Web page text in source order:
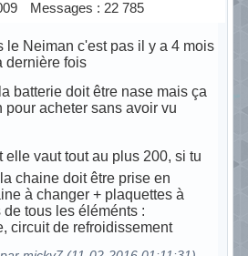
Messages : 22 785
le Neiman c'est pas il y a 4 mois
dernière fois
batterie doit être nase mais ça
pour acheter sans avoir vu
vaut tout au plus 200, si tu
chaine doit être prise en
à changer + plaquettes à
tous les éléménts :
circuit de refroidissement